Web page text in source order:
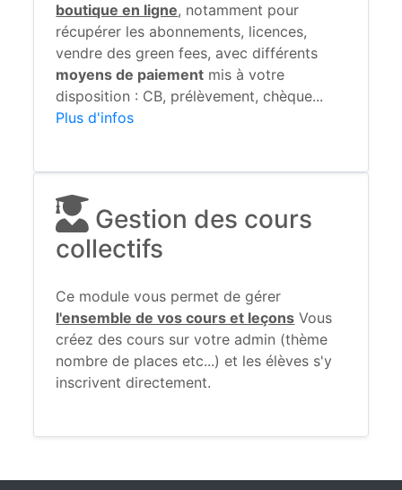
boutique en ligne, notamment pour
récupérer les abonnements, licences,
vendre des green fees, avec différents
moyens de paiement mis à votre
disposition : CB, prélèvement, chèque...
Plus d'infos
Gestion des cours
collectifs
Ce module vous permet de gérer
l'ensemble de vos cours et leçons Vous
créez des cours sur votre admin (thème
nombre de places etc...) et les élèves s'y
inscrivent directement.